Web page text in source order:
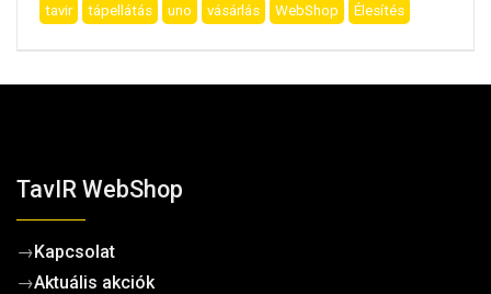
tavir
tápellátás uno vásárlás WebShop Élesítés
TavIR WebShop
→Kapcsolat
→Aktuális akciók